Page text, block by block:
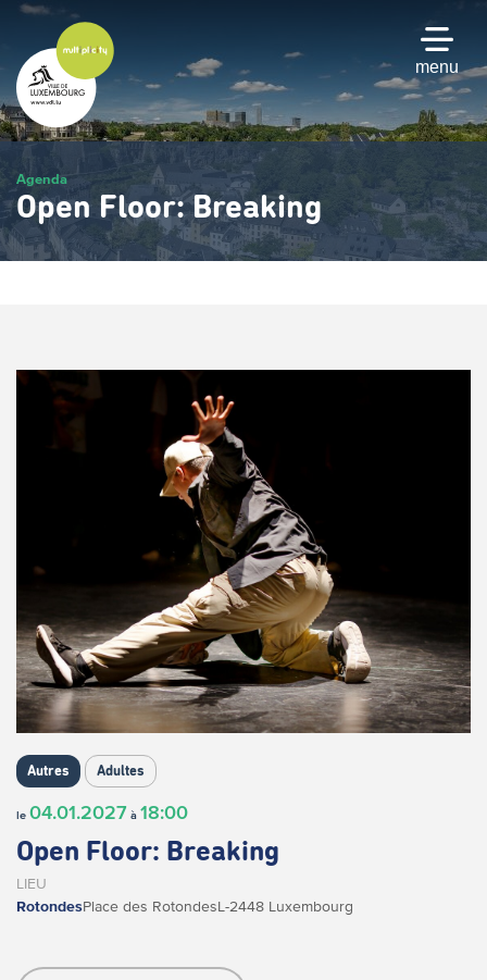
Passer
contenu
principal
menu
Agenda
Open Floor: Breaking
Autres Adultes
le 04.01.2027 à 18:00
Open Floor: Breaking
LIEU
RotondesPlace des RotondesL-2448 Luxembourg